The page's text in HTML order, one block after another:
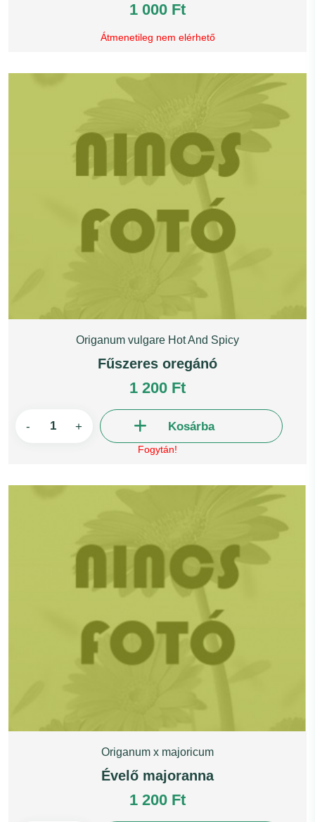
1 000 Ft
Átmenetileg nem elérhető
Origanum vulgare Hot And Spicy
Fűszeres oregánó
1 200 Ft
- + Kosárba
Fogytán!
Origanum x majoricum
Évelő majoranna
1 200 Ft